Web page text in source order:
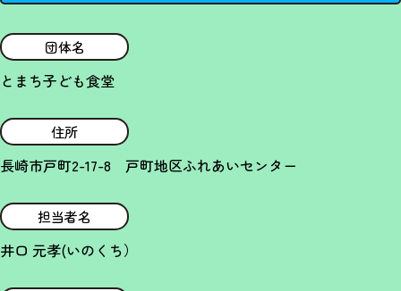
団体名
とまち子ども食堂
住所
長崎市戸町2-17-8 戸町地区ふれあいセンター
担当者名
井口 元孝(いのくち）